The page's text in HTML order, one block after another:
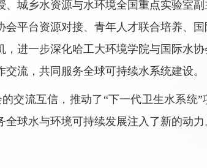
城乡水资源与水环境全国重点实验室
平台资源对接、青年人才联合培养、
进一步深化哈工大环境学院与国际水
流，共同服务全球可持续水系统建设。
交流互信，推动了 “下一代卫生水系统”
球水与环境可持续发展注入了新的动力